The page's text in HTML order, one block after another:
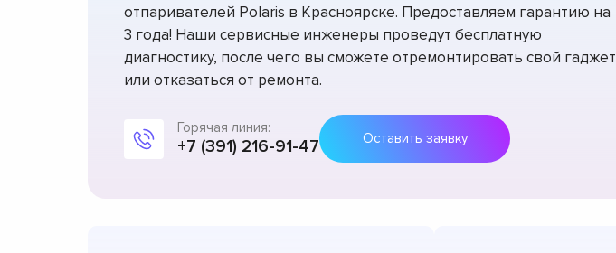
отпаривателей Polaris в Красноярске. Предоставляем гарантию на
3 года! Наши сервисные инженеры проведут бесплатную
диагностику, после чего вы сможете отремонтировать свой гаджет
или отказаться от ремонта.
Горячая линия:
+7 (391) 216-91-47 Оставить заявку